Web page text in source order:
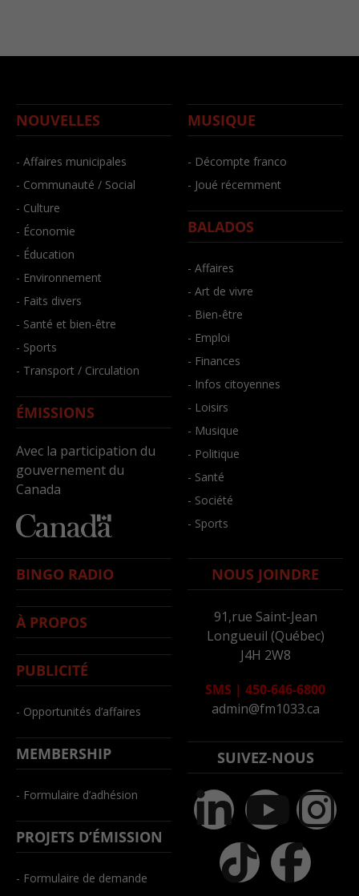
NOUVELLES
- Affaires municipales
- Communauté / Social
- Culture
- Économie
- Éducation
- Environnement
- Faits divers
- Santé et bien-être
- Sports
- Transport / Circulation
ÉMISSIONS
Avec la participation du
gouvernement du
Canada
MUSIQUE
- Décompte franco
- Joué récemment
BALADOS
- Affaires
- Art de vivre
- Bien-être
- Emploi
- Finances
- Infos citoyennes
- Loisirs
- Musique
- Politique
- Santé
- Société
- Sports
BINGO RADIO
À PROPOS
PUBLICITÉ
- Opportunités d’affaires
MEMBERSHIP
- Formulaire d’adhésion
PROJETS D’ÉMISSION
- Formulaire de demande
NOUS JOINDRE
91,rue Saint-Jean
Longueuil (Québec)
J4H 2W8
SMS | 450-646-6800
admin@fm1033.ca
SUIVEZ-NOUS